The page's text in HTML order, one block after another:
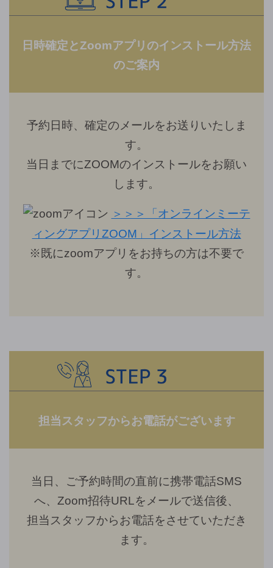
日時確定とZoomアプリのインストール方法
のご案内
予約日時、確定のメールをお送りいたしま
す。
当日までにZOOMのインストールをお願い
します。
＞＞＞「オンラインミーテ
ィングアプリZOOM」インストール方法
※既にzoomアプリをお持ちの方は不要で
す。
担当スタッフからお電話がございます
当日、ご予約時間の直前に携帯電話SMS
へ、Zoom招待URLをメールで送信後、
担当スタッフからお電話をさせていただき
ます。